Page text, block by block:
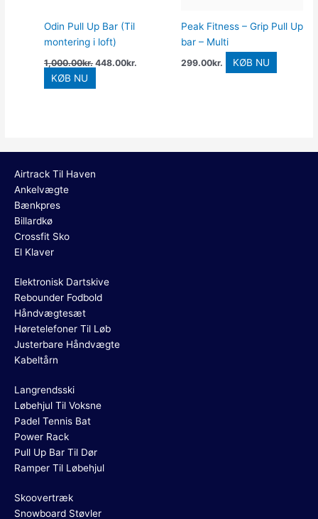
Odin Pull Up Bar (Til
montering i loft)
1,000.00kr. 448.00kr.
KØB NU
Peak Fitness – Grip Pull Up
bar – Multi
299.00kr. KØB NU
Airtrack Til Haven
Ankelvægte
Bænkpres
Billardkø
Crossfit Sko
El Klaver
Elektronisk Dartskive
Rebounder Fodbold
Håndvægtesæt
Høretelefoner Til Løb
Justerbare Håndvægte
Kabeltårn
Langrendsski
Løbehjul Til Voksne
Padel Tennis Bat
Power Rack
Pull Up Bar Til Dør
Ramper Til Løbehjul
Skoovertræk
Snowboard Støvler